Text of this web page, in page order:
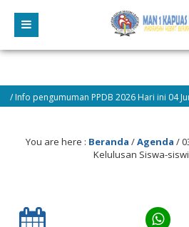
pengumuman PPDB 2026 Hari ini 04 Juni
You are here : Beranda /Agenda /
Kelulusan Siswa-